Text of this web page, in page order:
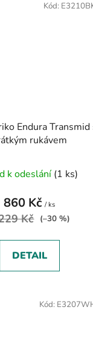
Endura Transmid
rukávem
k odeslání (1 ks)
860 Kč/ ks
Kč (–30 %)
DETAIL
Kód:
Kód: